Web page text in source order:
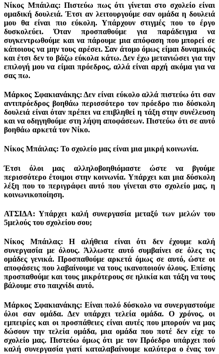
Νίκος Μπάιλας: Πιστεύω πως ότι γίνεται στο σχολείο είναι
ομαδική δουλειά. Έτσι αν λειτουργούμε σαν ομάδα η δουλειά
μου θα είναι πιο εύκολη. Υπάρχουν στιγμές που το έργο
δυσκολεύει. Όταν προσπαθούμε για παράδειγμα να
συγκεντρωθούμε και να πάρουμε μια απόφαση που μπορεί σε
κάποιους να μην τους αρέσει. Σαν άτομο όμως είμαι δυναμικός
και έτσι δεν το βάζω εύκολα κάτω. Δεν έχω μετανιώσει για την
επιλογή μου να είμαι πρόεδρος, αλλά είναι αρχή ακόμα για να
σας πω.
Μάρκος Σφακιανάκης: Δεν είναι εύκολο αλλά πιστεύω ότι σαν
αντιπρόεδρος βοηθάω περισσότερο τον πρόεδρο πιο δύσκολη
δουλειά είναι όταν πρέπει να επιβληθεί η τάξη στην συνέλευση
και να οδηγηθούμε στη λήψη αποφάσεων. Πιστεύω ότι σε αυτό
βοηθάω αρκετά τον Νίκο.
Νίκος Μπάιλας: Το σχολείο μας είναι μια μικρή κοινωνία.
Έτσι όλοι μας αλληλοβοηθιόμαστε ώστε να βγούμε
περισσότερο έτοιμοι στην κοινωνία. Υπάρχει και μια δύσκολη
λέξη που το περιγράφει αυτό που γίνεται στο σχολείο μας, η
κοινωνικοποίηση.
ΑΤΣΙΔΑ: Υπάρχει καλή συνεργασία μεταξύ των μελών του
5μελούς του σχολείου σου;
Νίκος Μπάιλας: Η αλήθεια είναι ότι δεν έχουμε καλή
συνεργασία με όλους. Άλλωστε αυτό συμβαίνει σε όλες τις
ομάδες γενικά. Προσπαθούμε αρκετά όμως σε αυτό, ώστε οι
αποφάσεις που λαβαίνουμε να τους ικανοποιούν όλους. Επίσης
προσπαθούμε και τους μικρότερους σε ηλικία και τάξη να τους
βάλουμε στο παιχνίδι αυτό.
Μάρκος Σφακιανάκης: Είναι πολύ δύσκολο να συνεργαστούμε
όλοι σαν ομάδα. Δεν υπάρχει τελεία ομάδα. Ο χρόνος, οι
εμπειρίες και οι προσπάθειες είναι αυτές που μπορούν να μας
δώσουν την τελεία ομάδα, μια ομάδα που ποτέ δεν είχε το
σχολείο μας. Πιστεύω όμως ότι με τον Πρόεδρο υπάρχει πού
καλή συνεργασία γιατί καταλαβαίνουμε καλύτερα ο ένας τον